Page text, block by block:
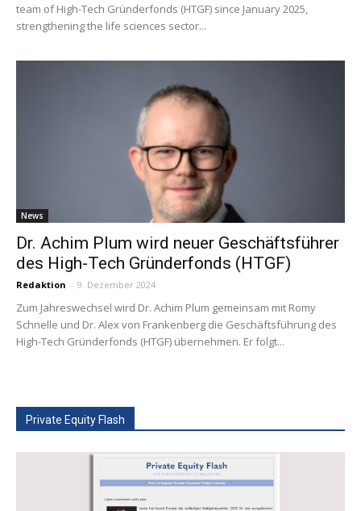
team of High-Tech Gründerfonds (HTGF) since January 2025,
strengthening the life sciences sector...
News
Dr. Achim Plum wird neuer Geschäftsführer
des High-Tech Gründerfonds (HTGF)
Redaktion - 9. Dezember 2024
Zum Jahreswechsel wird Dr. Achim Plum gemeinsam mit Romy
Schnelle und Dr. Alex von Frankenberg die Geschäftsführung des
High-Tech Gründerfonds (HTGF) übernehmen. Er folgt...
Private Equity Flash